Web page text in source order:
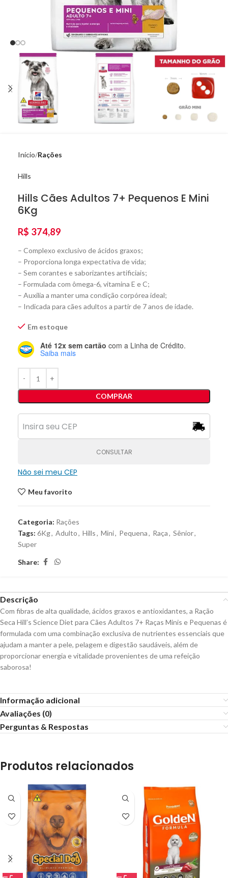
Início Rações
Hills
Hills Cães Adultos 7+ Pequenos E Mini
6Kg
R$ 374,89
– Complexo exclusivo de ácidos graxos;
– Proporciona longa expectativa de vida;
– Sem corantes e saborizantes artificiais;
– Formulada com ômega-6, vitamina E e C;
– Auxilia a manter uma condição corpórea ideal;
– Indicada para cães adultos a partir de 7 anos de idade.
Em estoque
Até 12x sem cartão com a Linha de Crédito.
Saiba mais
COMPRAR
CONSULTAR
Não sei meu CEP
Meu favorito
Categoria: Rações
Tags: 6Kg, Adulto, Hills, Mini, Pequena, Raça, Sênior,
Super
Share:
Descrição
Com fibras de alta qualidade, ácidos graxos e antioxidantes, a Ração
Seca Hill’s Science Diet para Cães Adultos 7+ Raças Minis e Pequenas é
formulada com uma combinação exclusiva de nutrientes essenciais que
ajudam a manter a pele, pelagem e digestão saudáveis, além de
proporcionar energia e vitalidade provenientes de uma refeição
saborosa!
Informação adicional
Avaliações (0)
Perguntas & Respostas
Produtos relacionados